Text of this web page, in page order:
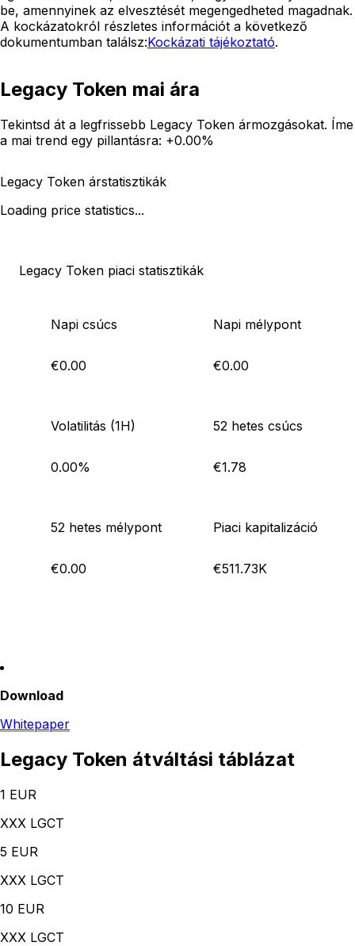
be, amennyinek az elvesztését megengedheted magadnak.
A kockázatokról részletes információt a következő
dokumentumban találsz:Kockázati tájékoztató.
Legacy Token mai ára
Tekintsd át a legfrissebb Legacy Token ármozgásokat. Íme
a mai trend egy pillantásra: +0.00%
Legacy Token árstatisztikák
Loading price statistics...
Legacy Token piaci statisztikák
Napi csúcs
€0.00
Napi mélypont
€0.00
Volatilitás (1H)
0.00%
52 hetes csúcs
€1.78
52 hetes mélypont
€0.00
Piaci kapitalizáció
€511.73K
Download
Whitepaper
Legacy Token átváltási táblázat
1 EUR
XXX LGCT
5 EUR
XXX LGCT
10 EUR
XXX LGCT